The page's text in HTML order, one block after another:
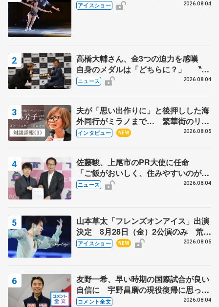
アイスショー 2026.08.04
高橋大輔さん、金3つの迫力を感嘆
自身のメダルは「どちらに？」 〝リ
ス兄弟〟オリンピック3連覇の野村忠
ニュース 2026.08.04
夫が「思い出作りに」と後押しした海
外同行がミラノまで… 繁華街のリン
クでは不良のお兄さんも味方に 小林
インタビュー NEW 2026.08.05
佐藤駿、上尾市のPR大使に任命
「ご飯がおいしく、住みやすいのが魅
力」
ニュース 2026.08.04
山本草太「フレンズオンアイス」出演
決定 8月28日（金）2公演のみ 荒川
静香さんプロデュース、20周年のアイ
アイスショー NEW 2026.08.05
友野一希、早い時期の国際試合が良い
自信に 宇野昌磨の現役復帰に思って
いること 【アジアンオープントロフ
コメント全文 2026.08.04